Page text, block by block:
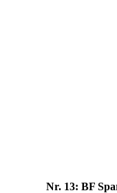
Nr. 13: BF